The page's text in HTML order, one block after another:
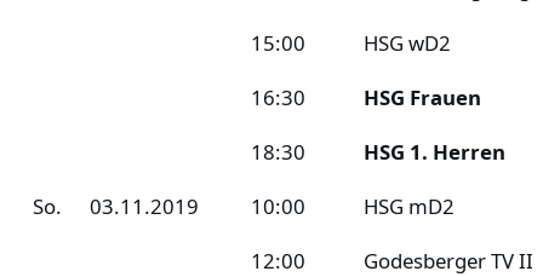
15:00
HSG wD2
16:30
HSG Frauen
18:30
HSG 1. Herren
So.
03.11.2019 10:00
HSG mD2
12:00
Godesberger TV II